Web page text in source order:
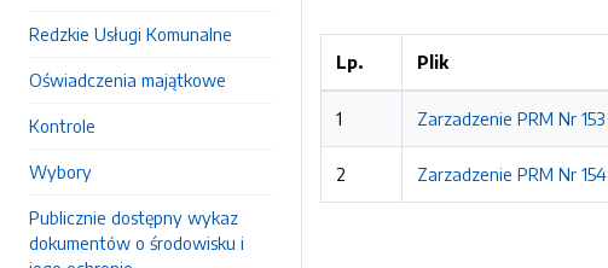
Redzkie Usługi Komunalne
Oświadczenia majątkowe
Kontrole
Wybory
Publicznie dostępny wykaz
dokumentów o środowisku i
Lp. Plik
1 Zarzadzenie PRM Nr
2 Zarzadzenie PRM Nr